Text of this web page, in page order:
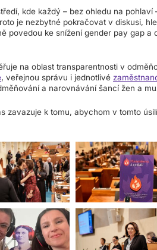
kde každý – bez ohledu na pohlaví
je nezbytné pokračovat v diskusi,
povedou ke snížení gender pay gap a
na oblast transparentnosti v
, veřejnou správu i jednotlivé
a narovnávání šancí žen a
zavazuje k tomu, abychom v tomto